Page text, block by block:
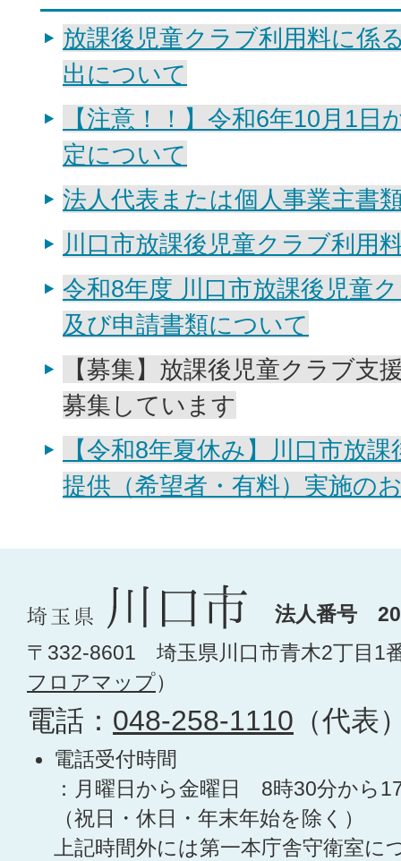
放課後児童クラブ利用料に係
出について
【注意！！】令和6年10月1日
定について
法人代表または個人事業主書
川口市放課後児童クラブ利用
令和8年度 川口市放課後児童
及び申請書類について
【募集】放課後児童クラブ支
募集しています
【令和8年夏休み】川口市放
提供（希望者・有料）実施の
法人番号
〒332-8601 埼玉県川口市青木2丁目1
フロアマップ）
電話： 048-258-1110 （代表
電話受付時間
：月曜日から金曜日 8時30分から
（祝日・休日・年末年始を除く）
上記時間外には第一本庁舎守衛室に